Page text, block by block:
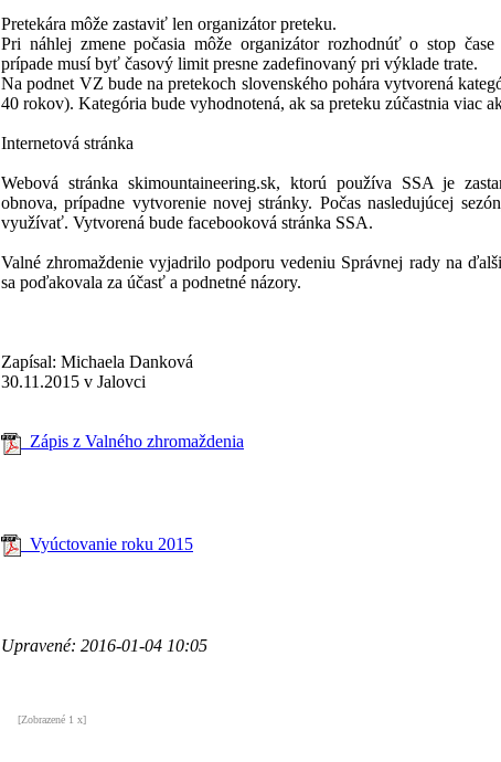
Pretekára môže zastaviť len organizátor preteku.
Pri náhlej zmene počasia môže organizátor rozhodnúť o stop
prípade musí byť časový limit presne zadefinovaný pri výklade trate.
Na podnet VZ bude na pretekoch slovenského pohára vytvorená
40 rokov). Kategória bude vyhodnotená, ak sa preteku zúčastnia viac
Internetová stránka
Webová stránka skimountaineering.sk, ktorú používa SSA je
obnova, prípadne vytvorenie novej stránky. Počas nasledujúcej
využívať. Vytvorená bude facebooková stránka SSA.
Valné zhromaždenie vyjadrilo podporu vedeniu Správnej rady na
sa poďakovala za účasť a podnetné názory.
Zapísal: Michaela Danková
30.11.2015 v Jalovci
Zápis z Valného zhromaždenia
Vyúctovanie roku 2015
Upravené: 2016-01-04 10:05
[Zobrazené 1 x]